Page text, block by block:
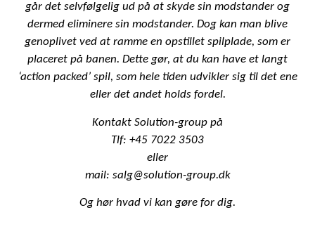
går det selvfølgelig ud på at skyde sin modstander og
dermed eliminere sin modstander. Dog kan man blive
genoplivet ved at ramme en opstillet spilplade, som er
placeret på banen. Dette gør, at du kan have et langt
‘action packed’ spil, som hele tiden udvikler sig til det ene
eller det andet holds fordel.
Kontakt Solution-group på
Tlf: +45 7022 3503
eller
mail: salg@solution-group.dk
Og hør hvad vi kan gøre for dig.